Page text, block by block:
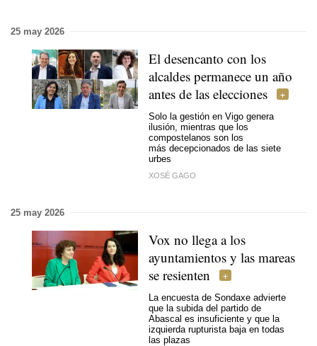
25 may 2026
El desencanto con los
alcaldes permanece un año
antes de las elecciones
Solo la gestión en Vigo genera
ilusión, mientras que los
compostelanos son los
más decepcionados de las siete
urbes
XOSÉ GAGO
25 may 2026
Vox no llega a los
ayuntamientos y las mareas
se resienten
La encuesta de Sondaxe advierte
que la subida del partido de
Abascal es insuficiente y que la
izquierda rupturista baja en todas
las plazas